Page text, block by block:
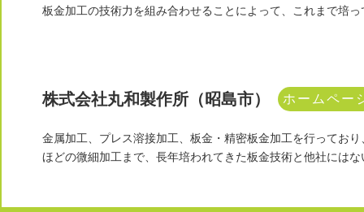
板金加工の技術力を組み合わせることによって、これまで培
株式会社丸和製作所（昭島市） ホームペー
金属加工、プレス溶接加工、板金・精密板金加工を行ってお
ほどの微細加工まで、長年培われてきた板金技術と他社には